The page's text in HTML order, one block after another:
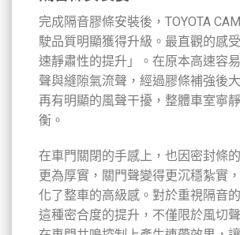
完成隔音膠條安裝後，TOYOTA
駛品質明顯獲得升級。最直觀的感
速靜肅性的提升」。在原本高速容
聲與縫隙氣流聲，經過膠條補強後
再有明顯的風聲干擾，整體車室寧
衡。
在車門關閉的手感上，也因密封條
更為厚實，關門聲變得更沉穩紮實
化了整車的高級感。對於重視隔音
這種密合度的提升，不僅限於風切